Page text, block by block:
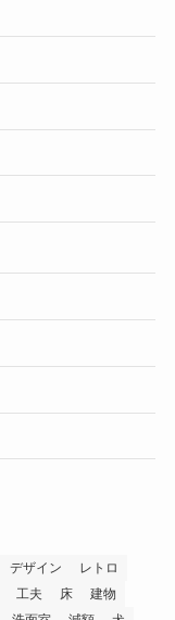
デザイン
レトロ
工夫 床
建物